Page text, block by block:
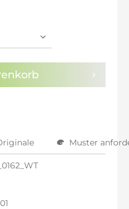
Muster